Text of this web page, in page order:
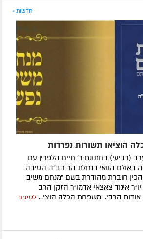
חדשות »
הוציאו תשורות נפרדות
(רביעי) בחתונת ר' חיים הלפרין עם
באולם הוואי בנחלת הר חב"ד. הסיבה
הכין חוברת מהודרת בשם "מנחם משיב
איגוד צאצאי אדמו"ר הזקן הרב
הרבי. ומשפחת הכלה הוצי... לסיפור